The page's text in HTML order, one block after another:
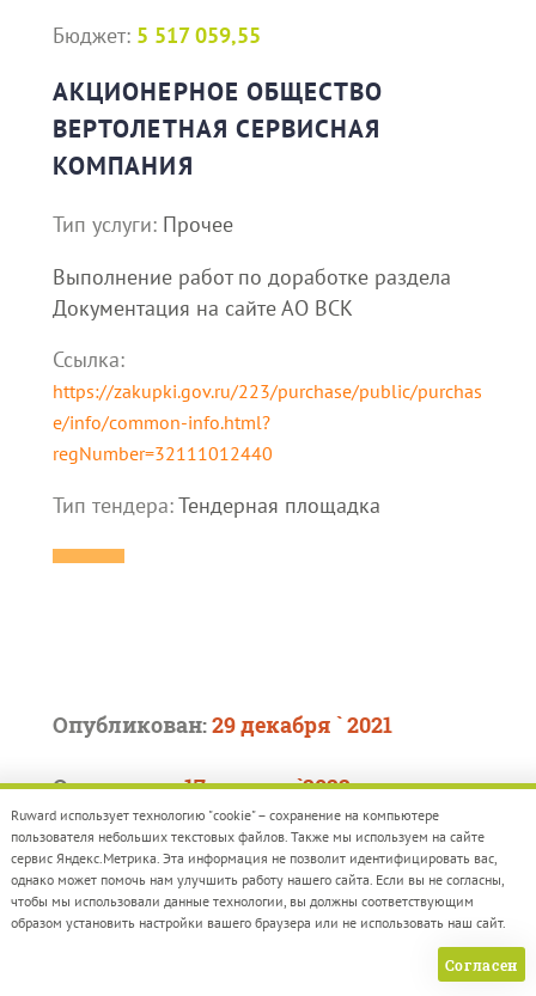
Бюджет: 5 517 059,55
АКЦИОНЕРНОЕ ОБЩЕСТВО
ВЕРТОЛЕТНАЯ СЕРВИСНАЯ
КОМПАНИЯ
Тип услуги: Прочее
Выполнение работ по доработке раздела
Документация на сайте АО ВСК
Ссылка:
https://zakupki.gov.ru/223/purchase/public/purchas
e/info/common-info.html?
regNumber=32111012440
Тип тендера:Тендерная площадка
Опубликован:29 декабря ` 2021
Окончание:17 января `2022
Бюджет:5 736 000,00
АКЦИОНЕРНОЕ ОБЩЕСТВО
АВИАКОМПАНИЯ ЯКУТИЯ
Ruward использует технологию "cookie" – сохранение на компьютере
пользователя небольших текстовых файлов. Также мы используем на сайте
сервис Яндекс.Метрика. Эта информация не позволит идентифицировать вас,
однако может помочь нам улучшить работу нашего сайта. Если вы не согласны,
чтобы мы использовали данные технологии, вы должны соответствующим
образом установить настройки вашего браузера или не использовать наш сайт.
Согласен